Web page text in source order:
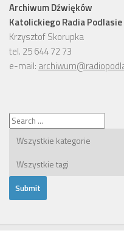
Archiwum Dźwięków
Katolickiego Radia Podlasie
Krzysztof Skorupka
tel. 25 644 72 73
e-mail: